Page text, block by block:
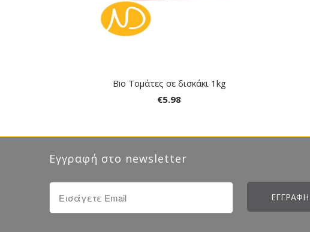
Bio Τομάτες σε δισκάκι 1kg
€5.98
Εγγραφή στο newsletter